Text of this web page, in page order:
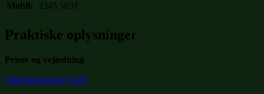
Mobil:
2345 5031
Praktiske oplysninger
Priser og vejledning
Udlejningspriser 2026